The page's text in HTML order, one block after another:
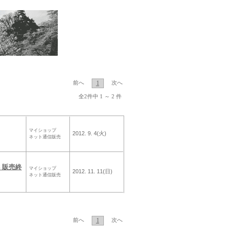
前へ 1 次へ
全2件中 1 ～ 2 件
マイショップ
ネット通信販売
2012. 9. 4(火)
販売終
マイショップ
ネット通信販売
2012. 11. 11(日)
前へ 1 次へ